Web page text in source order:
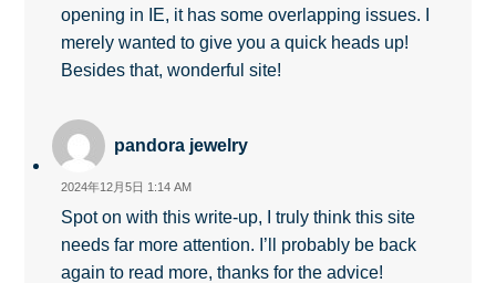
opening in IE, it has some overlapping issues. I
merely wanted to give you a quick heads up!
Besides that, wonderful site!
pandora jewelry
2024年12月5日 1:14 AM
Spot on with this write-up, I truly think this site
needs far more attention. I’ll probably be back
again to read more, thanks for the advice!